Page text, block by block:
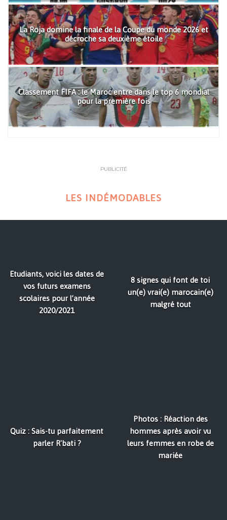
La Roja domine la finale de la Coupe du monde 2026 et
décroche sa deuxième étoile
Classement FIFA : le Maroc entre dans le top 6 mondial
pour la première fois
PUBLICITÉ
LES INDÉMODABLES
Etudiants, voici les dates de
vos futurs examens
scolaires pour l’année
2020/2021
8 signes qui font de toi
un(e) vrai(e) marocain(e)
malgré tout
Quiz : Sais-tu parfaitement
parler R'bati ?
Photos : Réaction des
hommes après avoir vu
leurs femmes en robe de
mariée